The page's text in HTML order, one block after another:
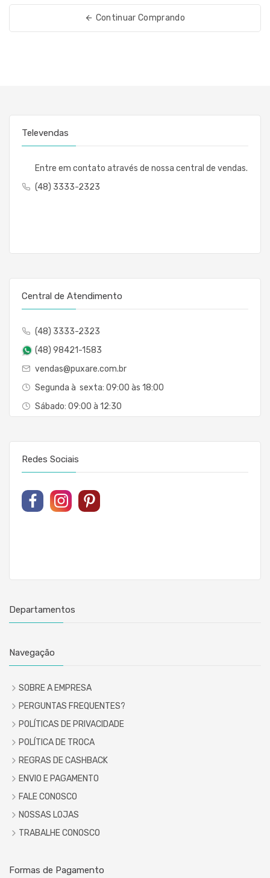
Continuar Comprando
Televendas
Entre em contato através de nossa central de vendas.
(48) 3333-2323
Central de Atendimento
(48) 3333-2323
(48) 98421-1583
vendas@puxare.com.br
Segunda à sexta: 09:00 às 18:00
Sábado: 09:00 à 12:30
Redes Sociais
Departamentos
Navegação
SOBRE A EMPRESA
PERGUNTAS FREQUENTES?
POLÍTICAS DE PRIVACIDADE
POLÍTICA DE TROCA
REGRAS DE CASHBACK
ENVIO E PAGAMENTO
FALE CONOSCO
NOSSAS LOJAS
TRABALHE CONOSCO
Formas de Pagamento